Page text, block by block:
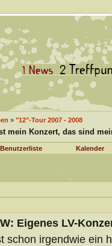
» "12"-Tour 2007 - 2008
mein Konzert, das sind
Benutzerliste Kalender
Eigenes LV-
schon irgendwie ein